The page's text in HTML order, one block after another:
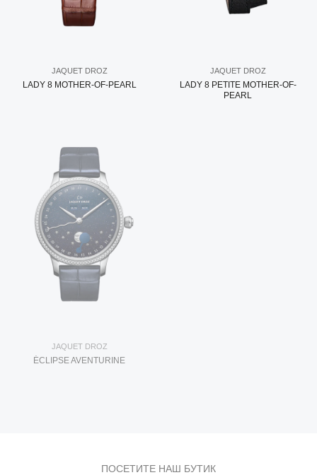
JAQUET DROZ
LADY 8 MOTHER-OF-PEARL
JAQUET DROZ
LADY 8 PETITE MOTHER-OF-
PEARL
JAQUET DROZ
ÉCLIPSE AVENTURINE
ПОСЕТИТЕ НАШ БУТИК